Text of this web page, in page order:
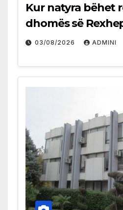
Kur natyra bëhet
dhomës së
03/08/2026 ADMINI